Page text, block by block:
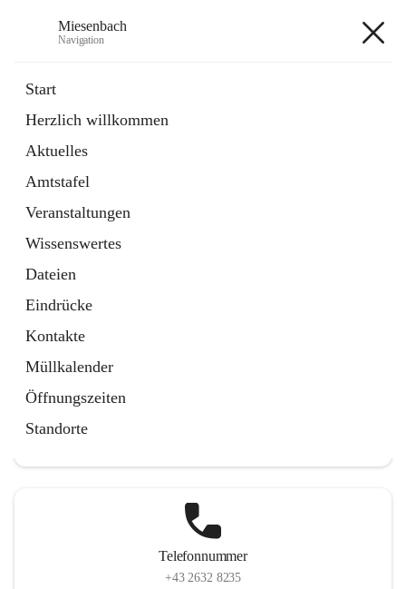
Miesenbach
Navigation
Start
Herzlich willkommen
Aktuelles
Amtstafel
Veranstaltungen
Wissenswertes
Dateien
Eindrücke
Kontakte
Müllkalender
Öffnungszeiten
Standorte
Externe Webseite
in
Tab
Region Schneebergland
Externe Webseite
öffnet
in
neuem
Tab
Telefonnummer
+43 2632 8235